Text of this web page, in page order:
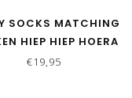
SOCKS MATCHING
HIEP HIEP HOERA
BLAUW
€19,95